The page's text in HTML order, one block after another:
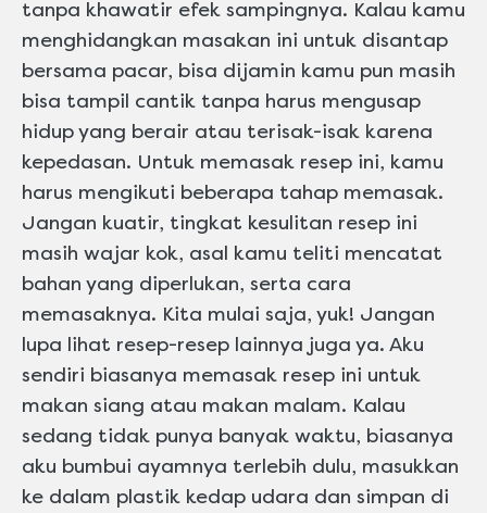
tanpa khawatir efek sampingnya. Kalau kamu
menghidangkan masakan ini untuk disantap
bersama pacar, bisa dijamin kamu pun masih
bisa tampil cantik tanpa harus mengusap
hidup yang berair atau terisak-isak karena
kepedasan. Untuk memasak resep ini, kamu
harus mengikuti beberapa tahap memasak.
Jangan kuatir, tingkat kesulitan resep ini
masih wajar kok, asal kamu teliti mencatat
bahan yang diperlukan, serta cara
memasaknya. Kita mulai saja, yuk! Jangan
lupa lihat resep-resep lainnya juga ya. Aku
sendiri biasanya memasak resep ini untuk
makan siang atau makan malam. Kalau
sedang tidak punya banyak waktu, biasanya
aku bumbui ayamnya terlebih dulu, masukkan
ke dalam plastik kedap udara dan simpan di